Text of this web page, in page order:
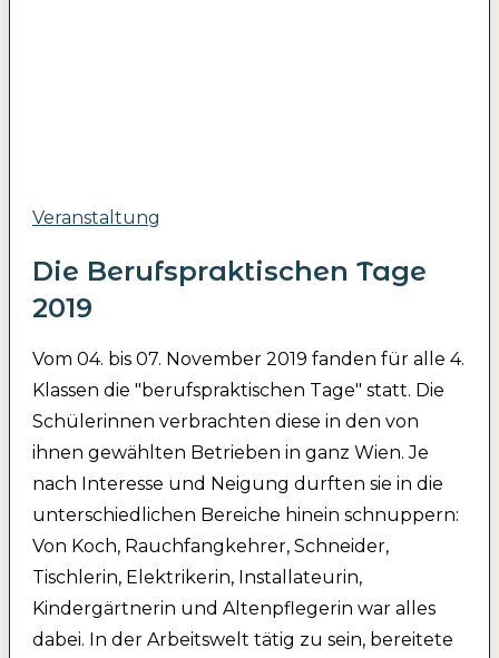
Veranstaltung
Die Berufspraktischen Tage
2019
Vom 04. bis 07. November 2019 fanden für alle 4.
Klassen die "berufspraktischen Tage" statt. Die
Schülerinnen verbrachten diese in den von
ihnen gewählten Betrieben in ganz Wien. Je
nach Interesse und Neigung durften sie in die
unterschiedlichen Bereiche hinein schnuppern:
Von Koch, Rauchfangkehrer, Schneider,
Tischlerin, Elektrikerin, Installateurin,
Kindergärtnerin und Altenpflegerin war alles
dabei. In der Arbeitswelt tätig zu sein, bereitete